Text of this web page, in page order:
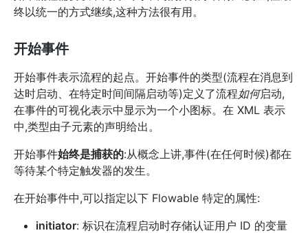
终以统一的方式继续,这种方法很有用。
开始事件
开始事件表示流程的起点。开始事件的类型(流程在消息到
达时启动、在特定时间间隔启动等)定义了流程如何启动,
在事件的可视化表示中显示为一个小图标。在 XML 表示
中,类型由子元素的声明给出。
开始事件始终是捕获的:从概念上讲,事件(在任何时候)都在
等待某个特定触发器的发生。
在开始事件中,可以指定以下 Flowable 特定的属性:
initiator: 标识在流程启动时存储认证用户 ID 的变量